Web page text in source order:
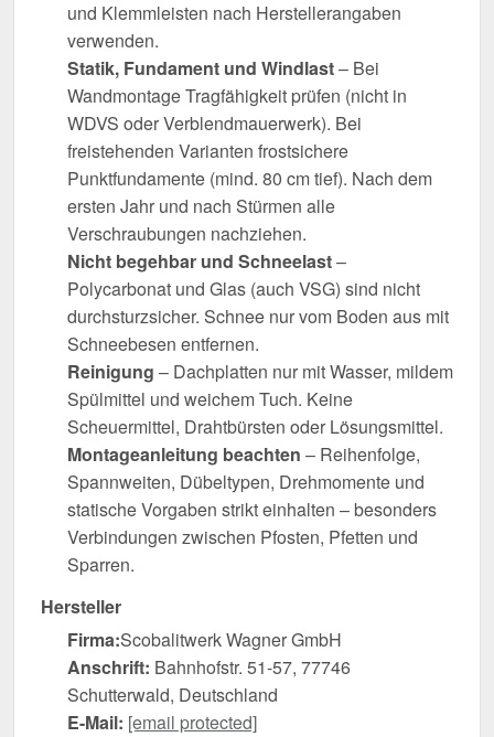
und Klemmleisten nach Herstellerangaben
verwenden.
Statik, Fundament und Windlast– Bei
Wandmontage Tragfähigkeit prüfen (nicht in
WDVS oder Verblendmauerwerk). Bei
freistehenden Varianten frostsichere
Punktfundamente (mind. 80 cm tief). Nach dem
ersten Jahr und nach Stürmen alle
Verschraubungen nachziehen.
Nicht begehbar und Schneelast–
Polycarbonat und Glas (auch VSG) sind nicht
durchsturzsicher. Schnee nur vom Boden aus mit
Schneebesen entfernen.
Reinigung – Dachplatten nur mit Wasser, mildem
Spülmittel und weichem Tuch. Keine
Scheuermittel, Drahtbürsten oder Lösungsmittel.
Montageanleitung beachten – Reihenfolge,
Spannweiten, Dübeltypen, Drehmomente und
statische Vorgaben strikt einhalten – besonders
Verbindungen zwischen Pfosten, Pfetten und
Sparren.
Hersteller
Firma:Scobalitwerk Wagner GmbH
Anschrift: Bahnhofstr. 51-57, 77746
Schutterwald, Deutschland
E-Mail: [email protected]